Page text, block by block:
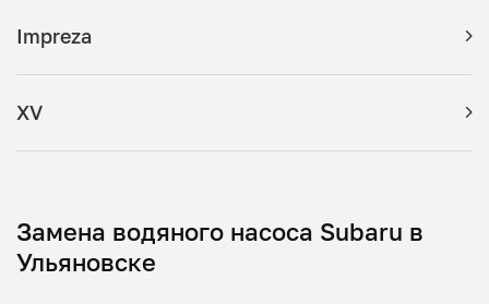
Impreza
XV
Замена водяного насоса Subaru в
Ульяновске